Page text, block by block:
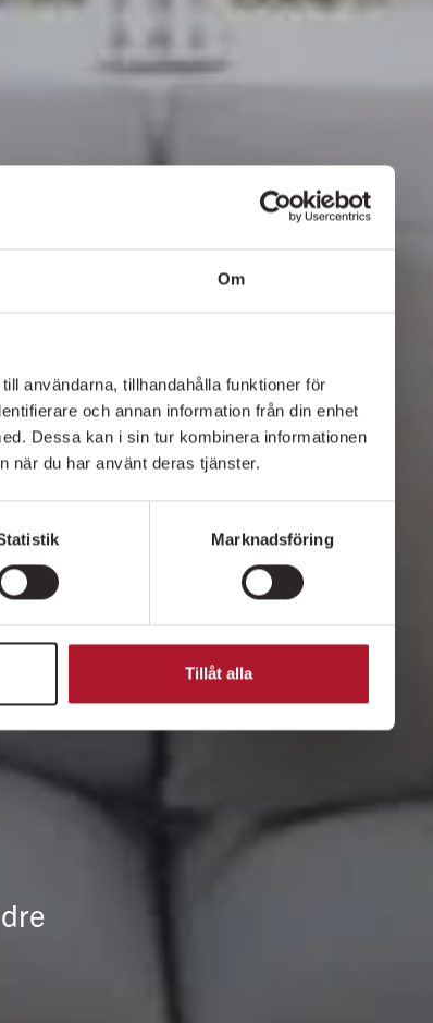
Om
användarna, tillhandahålla funktioner för
och annan information från din enhet
Dessa kan i sin tur kombinera informationen
när du har använt deras tjänster.
Marknadsföring
Tillåt alla